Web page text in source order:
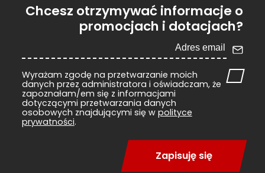
Chcesz otrzymywać informacje o
promocjach i dotacjach?
Wyrażam zgodę na przetwarzanie moich
danych przez administratora i oświadczam, że
zapoznałam/em się z informacjami
dotyczącymi przetwarzania danych
osobowych znajdującymi się w polityce
prywatności.
Zapisuję się